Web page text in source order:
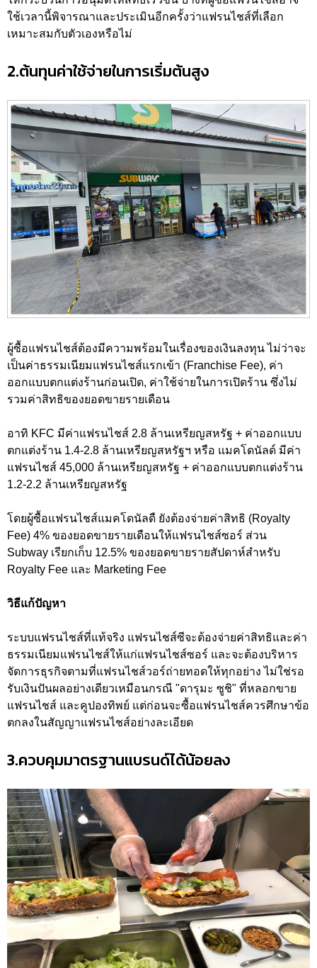
ใช้เวลานี้พิจารณาและประเมินอีกครั้งว่าแฟรนไชส์ที่เลือก
เหมาะสมกับตัวเองหรือไม่
2.ต้นทุนค่าใช้จ่ายในการเริ่มต้นสูง
ผู้ซื้อแฟรนไชส์ต้องมีความพร้อมในเรื่องของเงินลงทุน ไม่ว่าจะ
เป็นค่าธรรมเนียมแฟรนไชส์แรกเข้า (Franchise Fee), ค่า
ออกแบบตกแต่งร้านก่อนเปิด, ค่าใช้จ่ายในการเปิดร้าน ซึ่งไม่
รวมค่าสิทธิของยอดขายรายเดือน
อาทิ KFC มีค่าแฟรนไชส์ 2.8 ล้านเหรียญสหรัฐ + ค่าออกแบบ
ตกแต่งร้าน 1.4-2.8 ล้านเหรียญสหรัฐฯ หรือ แมคโดนัลด์ มีค่า
แฟรนไชส์ 45,000 ล้านเหรียญสหรัฐ + ค่าออกแบบตกแต่งร้าน
1.2-2.2 ล้านเหรียญสหรัฐ
โดยผู้ซื้อแฟรนไชส์แมคโดนัลดื ยังต้องจ่ายค่าสิทธิ (Royalty
Fee) 4% ของยอดขายรายเดือนให้แฟรนไชส์ซอร์ ส่วน
Subway เรียกเก็บ 12.5% ของยอดขายรายสัปดาห์สำหรับ
Royalty Fee และ Marketing Fee
วิธีแก้ปัญหา
ระบบแฟรนไชส์ที่แท้จริง แฟรนไชส์ซีจะต้องจ่ายค่าสิทธิและค่า
ธรรมเนียมแฟรนไชส์ให้แก่แฟรนไชส์ซอร์ และจะต้องบริหาร
จัดการธุรกิจตามที่แฟรนไชส์วอร์ถ่ายทอดให้ทุกอย่าง ไม่ใช่รอ
รับเงินปันผลอย่างเดียวเหมือนกรณี "ดารุมะ ซูชิ" ที่หลอกขาย
แฟรนไชส์ และคูปองทิพย์ แต่ก่อนจะซื้อแฟรนไชส์ควรศึกษาข้อ
ตกลงในสัญญาแฟรนไชส์อย่างละเอียด
3.ควบคุมมาตรฐานแบรนด์ได้น้อยลง